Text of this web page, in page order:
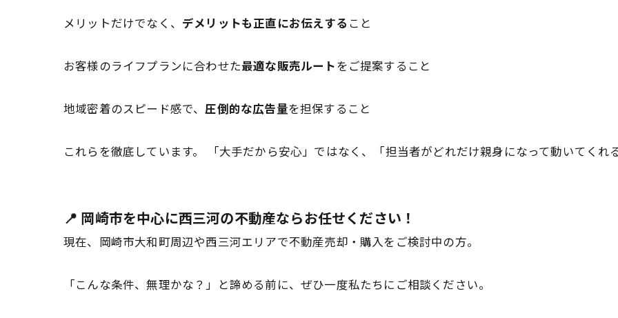
メリットだけでなく、 デメリットも正直にお伝えする こと
お客様のライフプランに合わせた最適な販売ルートをご提案すること
地域密着のスピード感で、圧倒的な広告量を担保すること
これらを徹底しています。 「大手だから安心」ではなく、「担当者がどれだけ親身になって動いてくれ
📍 岡崎市を中心に西三河の不動産ならお任せください！
現在、岡崎市大和町周辺や西三河エリアで不動産売却・購入をご検討中の方。
「こんな条件、無理かな？」と諦める前に、ぜひ一度私たちにご相談ください。